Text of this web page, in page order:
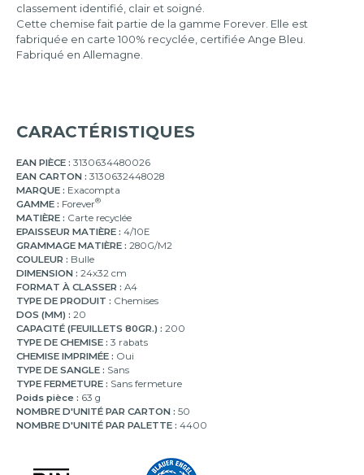
classement identifié, clair et soigné.
Cette chemise fait partie de la gamme Forever. Elle est
fabriquée en carte 100% recyclée, certifiée Ange Bleu.
Fabriqué en Allemagne.
CARACTÉRISTIQUES
EAN PIÈCE : 3130634480026
EAN CARTON : 3130632448028
MARQUE : Exacompta
GAMME : Forever®
MATIÈRE : Carte recyclée
EPAISSEUR MATIÈRE : 4/10E
GRAMMAGE MATIÈRE : 280G/M2
COULEUR : Bulle
DIMENSION : 24x32 cm
FORMAT À CLASSER : A4
TYPE DE PRODUIT : Chemises
DOS (MM) : 20
CAPACITÉ (FEUILLETS 80GR.) : 200
TYPE DE CHEMISE : 3 rabats
CHEMISE IMPRIMÉE : Oui
TYPE DE SANGLE : Sans
TYPE FERMETURE : Sans fermeture
Poids pièce : 63 g
NOMBRE D'UNITÉ PAR CARTON : 50
NOMBRE D'UNITÉ PAR PALETTE : 4400